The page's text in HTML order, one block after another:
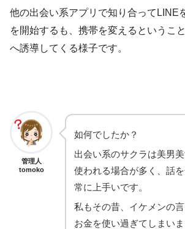
他の出会い系アプリで知り合ってLINE
を開始するも、携帯を変えるというこ
へ誘導してくる様子です。
管理人
tomoko
如何でしたか？
出会い系のサクラは美男
使われる場合が多く、話
常に上手いです。
私もその昔、イケメンの
お金を使い過ぎてしまい